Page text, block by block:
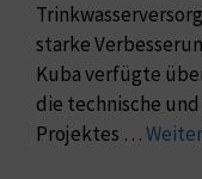
starke
Kuba verfügte
die technische
Projektes …